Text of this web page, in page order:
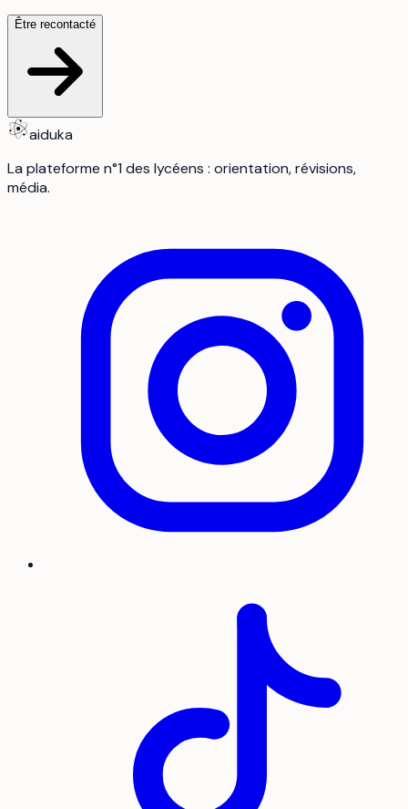
Être recontacté
aiduka
La plateforme n°1 des lycéens : orientation, révisions,
média.